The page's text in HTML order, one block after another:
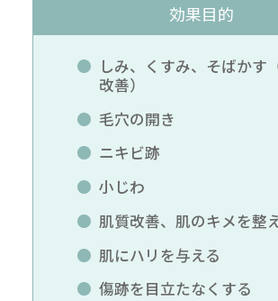
効果目的
しみ、くすみ、そばかす
改善）
毛穴の開き
ニキビ跡
小じわ
肌質改善、肌のキメを整
肌にハリを与える
傷跡を目立たなくする